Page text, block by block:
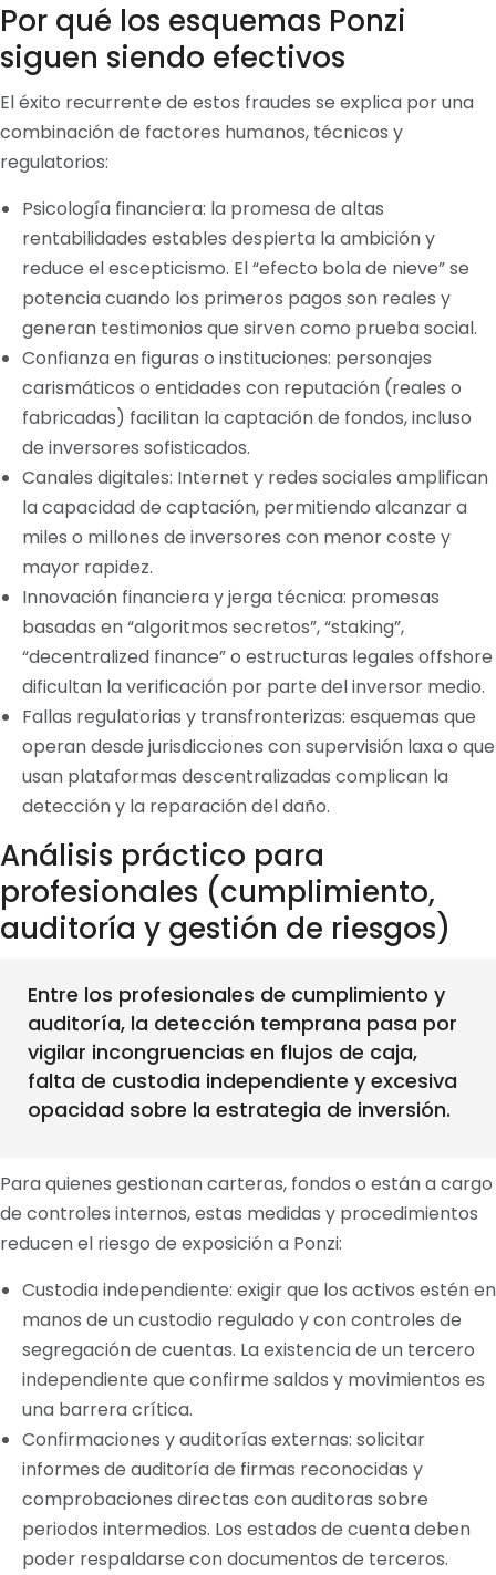
Por qué los esquemas Ponzi
siguen siendo efectivos
El éxito recurrente de estos fraudes se explica por una
combinación de factores humanos, técnicos y
regulatorios:
Psicología financiera: la promesa de altas
rentabilidades estables despierta la ambición y
reduce el escepticismo. El “efecto bola de nieve” se
potencia cuando los primeros pagos son reales y
generan testimonios que sirven como prueba social.
Confianza en figuras o instituciones: personajes
carismáticos o entidades con reputación (reales o
fabri­cadas) facilitan la captación de fondos, incluso
de inversores sofisticados.
Canales digitales: Internet y redes sociales amplifican
la capacidad de captación, permitiendo alcanzar a
miles o millones de inversores con menor coste y
mayor rapidez.
Innovación financiera y jerga técnica: promesas
basadas en “algoritmos secretos”, “staking”,
“decentralized finance” o estructuras legales offshore
dificultan la verificación por parte del inversor medio.
Fallas regulatorias y transfronterizas: esquemas que
operan desde jurisdicciones con supervisión laxa o que
usan plataformas descentralizadas complican la
detección y la reparación del daño.
Análisis práctico para
profesionales (cumplimiento,
auditoría y gestión de riesgos)
Entre los profesionales de cumplimiento y
auditoría, la detección temprana pasa por
vigilar incongruencias en flujos de caja,
falta de custodia independiente y excesiva
opacidad sobre la estrategia de inversión.
Para quienes gestionan carteras, fondos o están a cargo
de controles internos, estas medidas y procedimientos
reducen el riesgo de exposición a Ponzi:
Custodia independiente: exigir que los activos estén en
manos de un custodio regulado y con controles de
segregación de cuentas. La existencia de un tercero
independiente que confirme saldos y movimientos es
una barrera crítica.
Confirmaciones y auditorías externas: solicitar
informes de auditoría de firmas reconocidas y
comprobaciones directas con auditoras sobre
periodos intermedios. Los estados de cuenta deben
poder respaldarse con documentos de terceros.